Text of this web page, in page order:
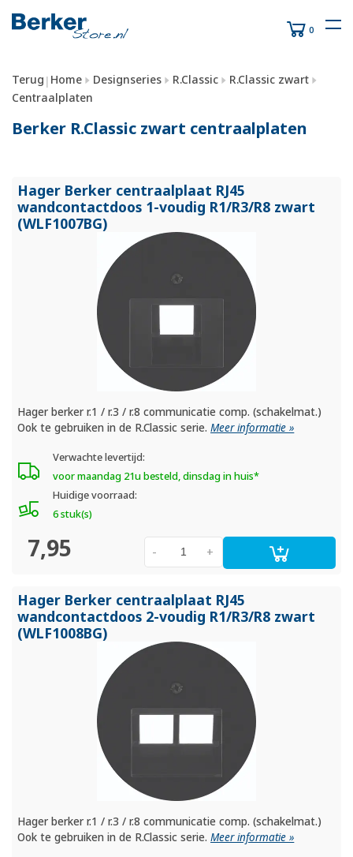
0
Terug | Home Designseries R.Classic
R.Classic zwart
Centraalplaten
Berker R.Classic zwart centraalplaten
Hager Berker centraalplaat RJ45
wandcontactdoos 1-voudig R1/R3/R8 zwart
(WLF1007BG)
Hager berker r.1 / r.3 / r.8 communicatie comp. (schakelmat.)
Ook te gebruiken in de R.Classic serie.Meer informatie »
Verwachte levertijd:
voor maandag 21u besteld, dinsdag in huis*
Huidige voorraad:
6 stuk(s)
7,95 +
-
Hager Berker centraalplaat RJ45
wandcontactdoos 2-voudig R1/R3/R8 zwart
(WLF1008BG)
Hager berker r.1 / r.3 / r.8 communicatie comp. (schakelmat.)
Ook te gebruiken in de R.Classic serie.Meer informatie »